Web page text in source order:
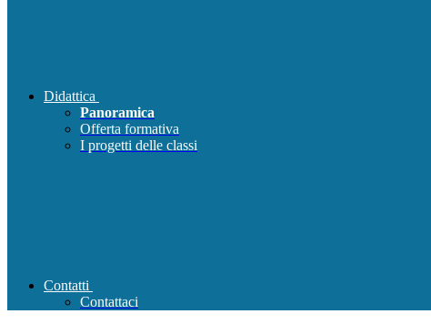
Didattica
Panoramica
Offerta formativa
I progetti delle classi
Contatti
Contattaci